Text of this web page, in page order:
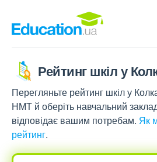
Рейтинг шкіл у
Перегляньте рейтинг шкіл у
НМТ й оберіть навчальний
відповідає вашим потребам. Як
рейтинг.